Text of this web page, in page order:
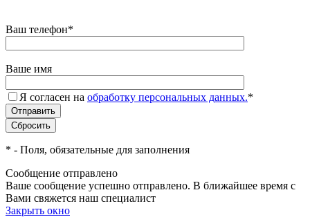
Ваш телефон*
Ваше имя
Я согласен на обработку персональных данных.*
* - Поля, обязательные для заполнения
Сообщение отправлено
Ваше сообщение успешно отправлено. В ближайшее время с
Вами свяжется наш специалист
Закрыть окно